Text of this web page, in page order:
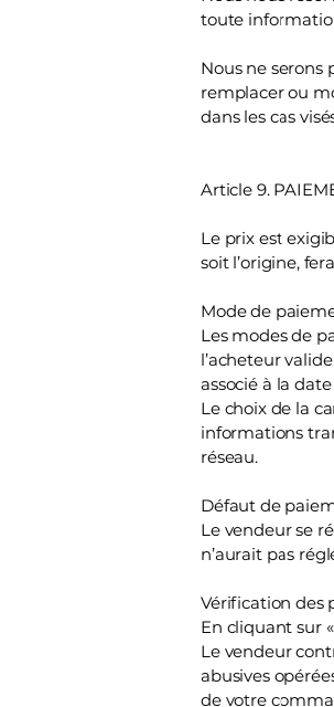
toute
Nous ne serons
remplacer ou
dans les cas
Article 9.
Le prix est
soit l’origine,
Mode de
Les modes de
l’acheteur
associé à la
Le choix de la
informations
réseau.
Défaut de
Le vendeur se
n’aurait pas
Vérification des
En cliquant sur
Le vendeur
abusives
de votre